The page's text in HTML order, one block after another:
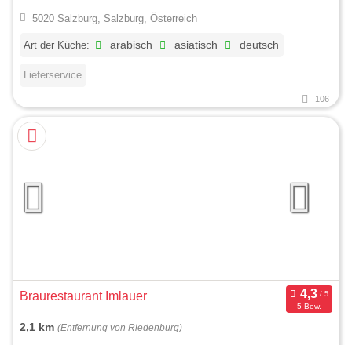
5020 Salzburg, Salzburg, Österreich
Art der Küche: arabisch asiatisch deutsch
Lieferservice
106
Braurestaurant Imlauer
5 Bew.
2,1 km (Entfernung von Riedenburg)